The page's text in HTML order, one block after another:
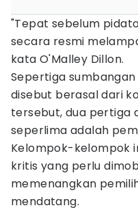
"Tepat sebelum
secara resmi
kata O'Malley Dillon.
Sepertiga
disebut berasal dari
tersebut, dua pertiga
seperlima adalah
Kelompok-kelompok
kritis yang perlu
memenangkan
mendatang.